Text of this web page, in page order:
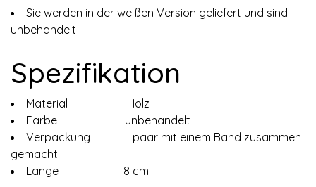
Sie werden in der weißen Version geliefert und sind
unbehandelt
Spezifikation
Material Holz
Farbe unbehandelt
Verpackung paar mit einem Band zusammen
gemacht.
Länge 8 cm